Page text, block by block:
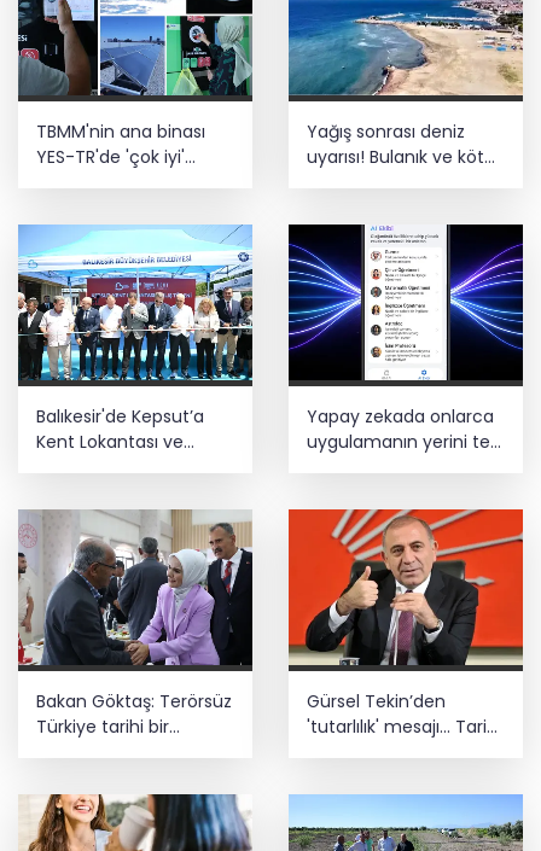
Bozcaada mercan resifleri için koruma
seferberliği... 180 deniz canlısı türü kayıt
altına alındı
Türk F-16'ları NATO görevi için
Estonya'da... MSB yerli savunma
sistemleriyle güçleniyor
ediyor... Hudutlarda 490 kişi yakalandı
TBMM'nin ana binası
YES-TR'de 'çok iyi'
Yağış sonrası deniz
uyarısı! Bulanık ve kötü
Balıkesir'de Kepsut’a
Kent Lokantası ve
altyapı desteği
Yapay zekada onlarca
uygulamanın yerini tek
asistan alabilir
Bakan Göktaş: Terörsüz
Türkiye tarihi bir
adımdır
Gürsel Tekin’den
'tutarlılık' mesajı... Tarihi
meselelerde pusula